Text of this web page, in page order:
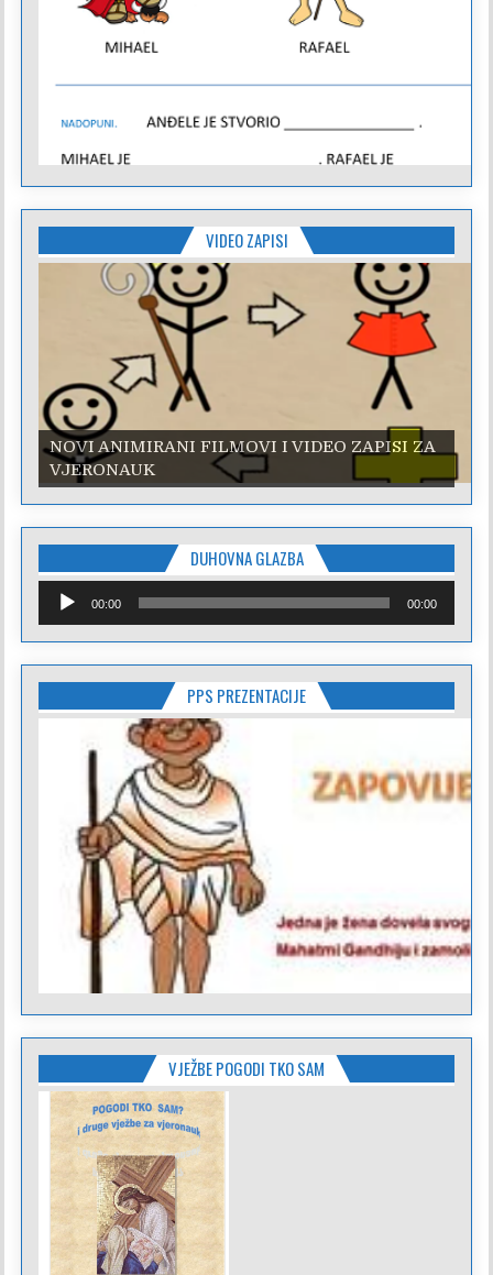
VIDEO ZAPISI
NOVI ANIMIRANI FILMOVI I VIDEO ZAPISI ZA
VJERONAUK
NOVI ANIMIRANI FILMOVI I VIDEO ZAPISI ZA
VJERONAUK
DUHOVNA GLAZBA
Reproduktor
audiozapisa
00:00 00:00
PPS PREZENTACIJE
VJEŽBE POGODI TKO SAM